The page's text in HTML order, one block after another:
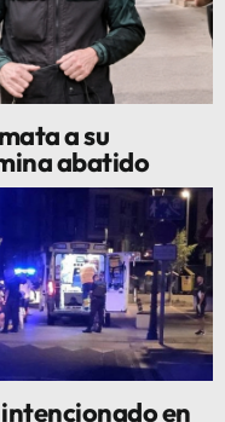
a su
abatido
en